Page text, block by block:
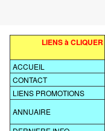
LIENS à CLIQUER
ACCUEIL
CONTACT
LIENS PROMOTIONS
ANNUAIRE